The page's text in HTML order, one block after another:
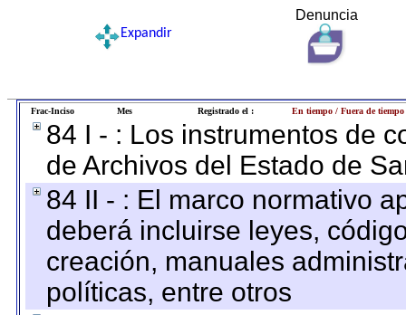
Denuncia
Expandir
Frac-Inciso Mes Registrado el : En tiempo / Fuera de tiempo
84 I - : Los instrumentos de
de Archivos del Estado de
84 II - : El marco normativo
deberá incluirse leyes,
creación, manuales
políticas, entre otros